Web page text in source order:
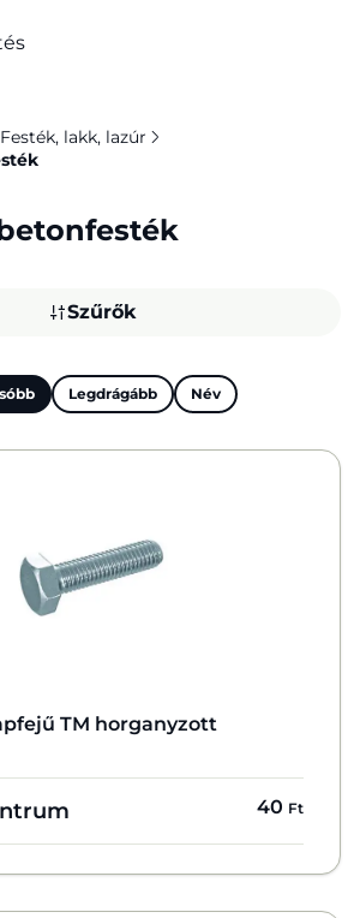
Festék, lakk, lazúr
Szűrők
Legdrágább Név
TM horganyzott
40 Ft